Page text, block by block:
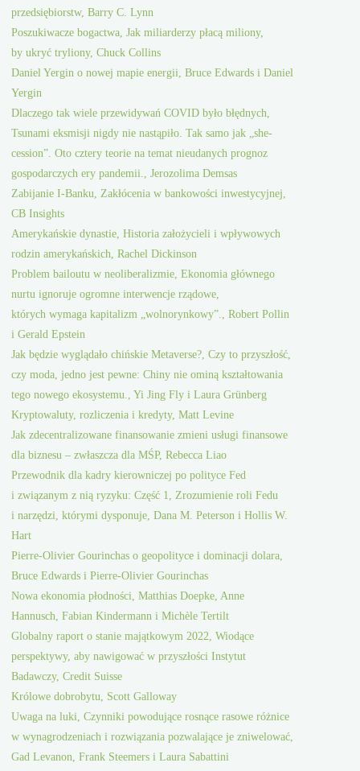
przedsiębiorstw, Barry C. Lynn
Poszukiwacze bogactwa, Jak miliarderzy płacą miliony,
by ukryć tryliony, Chuck Collins
Daniel Yergin o nowej mapie energii, Bruce Edwards i Daniel
Yergin
Dlaczego tak wiele przewidywań COVID było błędnych,
Tsunami eksmisji nigdy nie nastąpiło. Tak samo jak „she-
cession”. Oto cztery teorie na temat nieudanych prognoz
gospodarczych ery pandemii., Jerozolima Demsas
Zabijanie I-Banku, Zakłócenia w bankowości inwestycyjnej,
CB Insights
Amerykańskie dynastie, Historia założycieli i wpływowych
rodzin amerykańskich, Rachel Dickinson
Problem bailoutu w neoliberalizmie, Ekonomia głównego
nurtu ignoruje ogromne interwencje rządowe,
których wymaga kapitalizm „wolnorynkowy”., Robert Pollin
i Gerald Epstein
Jak będzie wyglądało chińskie Metaverse?, Czy to przyszłość,
czy moda, jedno jest pewne: Chiny nie ominą kształtowania
tego nowego ekosystemu., Yi Jing Fly i Laura Grünberg
Kryptowaluty, rozliczenia i kredyty, Matt Levine
Jak zdecentralizowane finansowanie zmieni usługi finansowe
dla biznesu – zwłaszcza dla MŚP, Rebecca Liao
Przewodnik dla kadry kierowniczej po polityce Fed
i związanym z nią ryzyku: Część 1, Zrozumienie roli Fedu
i narzędzi, którymi dysponuje, Dana M. Peterson i Hollis W.
Hart
Pierre-Olivier Gourinchas o geopolityce i dominacji dolara,
Bruce Edwards i Pierre-Olivier Gourinchas
Nowa ekonomia płodności, Matthias Doepke, Anne
Hannusch, Fabian Kindermann i Michèle Tertilt
Globalny raport o stanie majątkowym 2022, Wiodące
perspektywy, aby nawigować w przyszłości Instytut
Badawczy, Credit Suisse
Królowe dobrobytu, Scott Galloway
Uwaga na luki, Czynniki powodujące rosnące rasowe różnice
w wynagrodzeniach i rozwiązania pozwalające je zniwelować,
Gad Levanon, Frank Steemers i Laura Sabattini